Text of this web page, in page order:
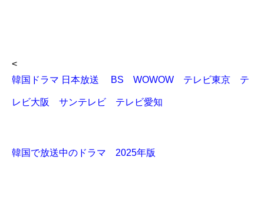
<
韓国ドラマ 日本放送 BS WOWOW テレビ東京 テ
レビ大阪 サンテレビ テレビ愛知
韓国で放送中のドラマ 2025年版